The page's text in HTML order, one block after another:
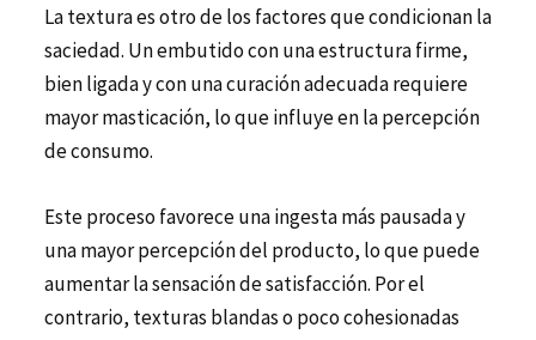
La textura es otro de los factores que condicionan la
saciedad. Un embutido con una estructura firme,
bien ligada y con una curación adecuada requiere
mayor masticación, lo que influye en la percepción
de consumo.
Este proceso favorece una ingesta más pausada y
una mayor percepción del producto, lo que puede
aumentar la sensación de satisfacción. Por el
contrario, texturas blandas o poco cohesionadas